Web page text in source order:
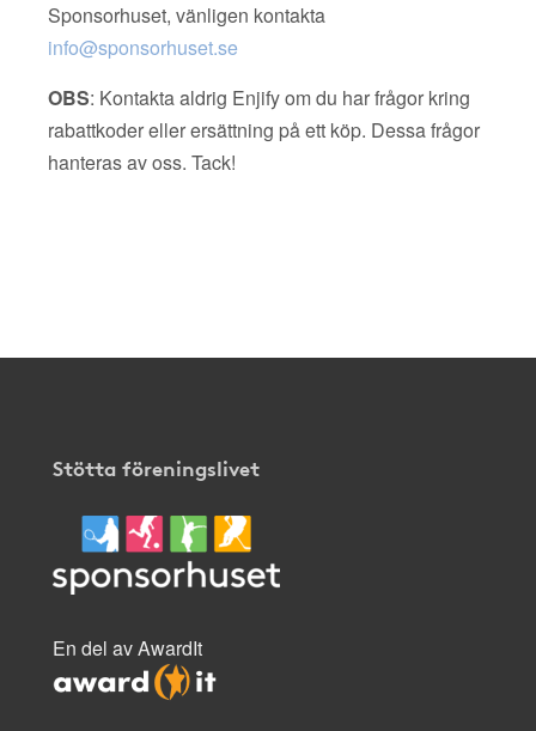
Sponsorhuset, vänligen kontakta
info@sponsorhuset.se
OBS: Kontakta aldrig Enjify om du har frågor kring
rabattkoder eller ersättning på ett köp. Dessa frågor
hanteras av oss. Tack!
Stötta föreningslivet
En del av AwardIt